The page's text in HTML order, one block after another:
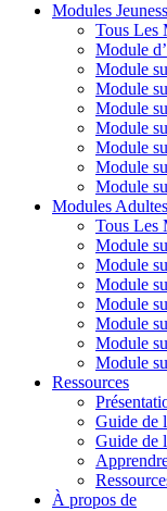
Modules
Tous Les
Module
Module
Module
Module
Module
Module
Module
Module
Modules Adultes
Tous Les
Module
Module
Module
Module
Module
Module
Module
Ressources
Guide de
Guide de
À propos de